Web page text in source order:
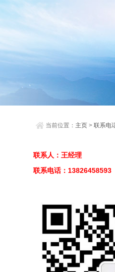
当前位置： 主页 >联系电
联系人：王经理
联系电话：13826458593